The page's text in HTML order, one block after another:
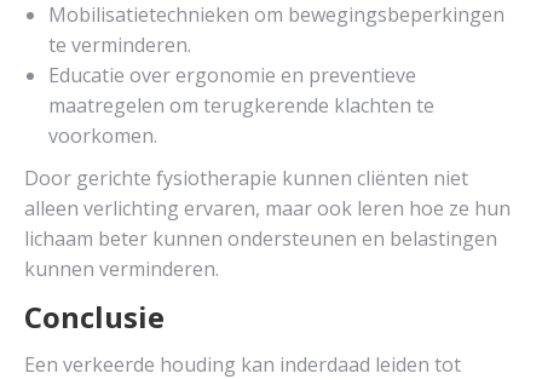
Mobilisatietechnieken om bewegingsbeperkingen
te verminderen.
Educatie over ergonomie en preventieve
maatregelen om terugkerende klachten te
voorkomen.
Door gerichte fysiotherapie kunnen cliënten niet
alleen verlichting ervaren, maar ook leren hoe ze hun
lichaam beter kunnen ondersteunen en belastingen
kunnen verminderen.
Conclusie
Een verkeerde houding kan inderdaad leiden tot